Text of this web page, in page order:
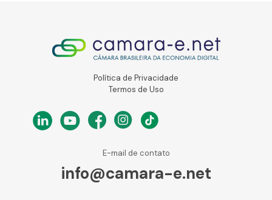
Política de Privacidade
Termos de Uso
E-mail de contato
info@camara-e.net